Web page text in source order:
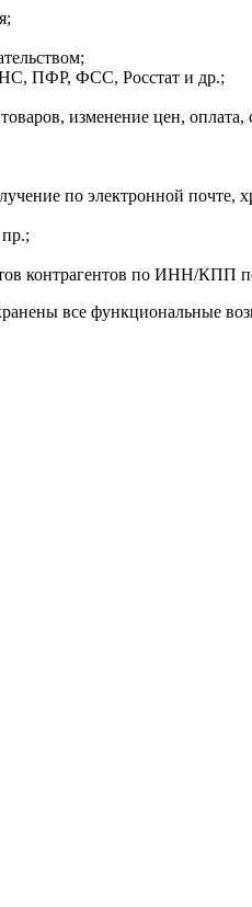
ПФР, ФСС, Росстат и др.;
изменение цен, оплата,
по электронной почте,
контрагентов по ИНН/КПП
все функциональные